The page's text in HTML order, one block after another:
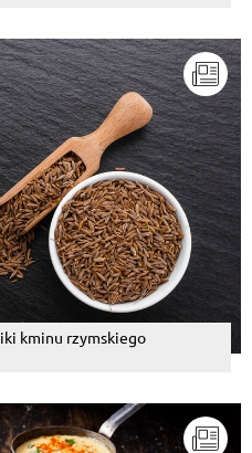
kminu rzymskiego